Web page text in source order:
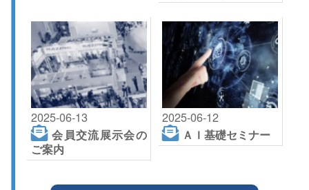
2025-06-13
会員交流展示会の
ご案内
2025-06-12
ＡＩ基礎セミナー